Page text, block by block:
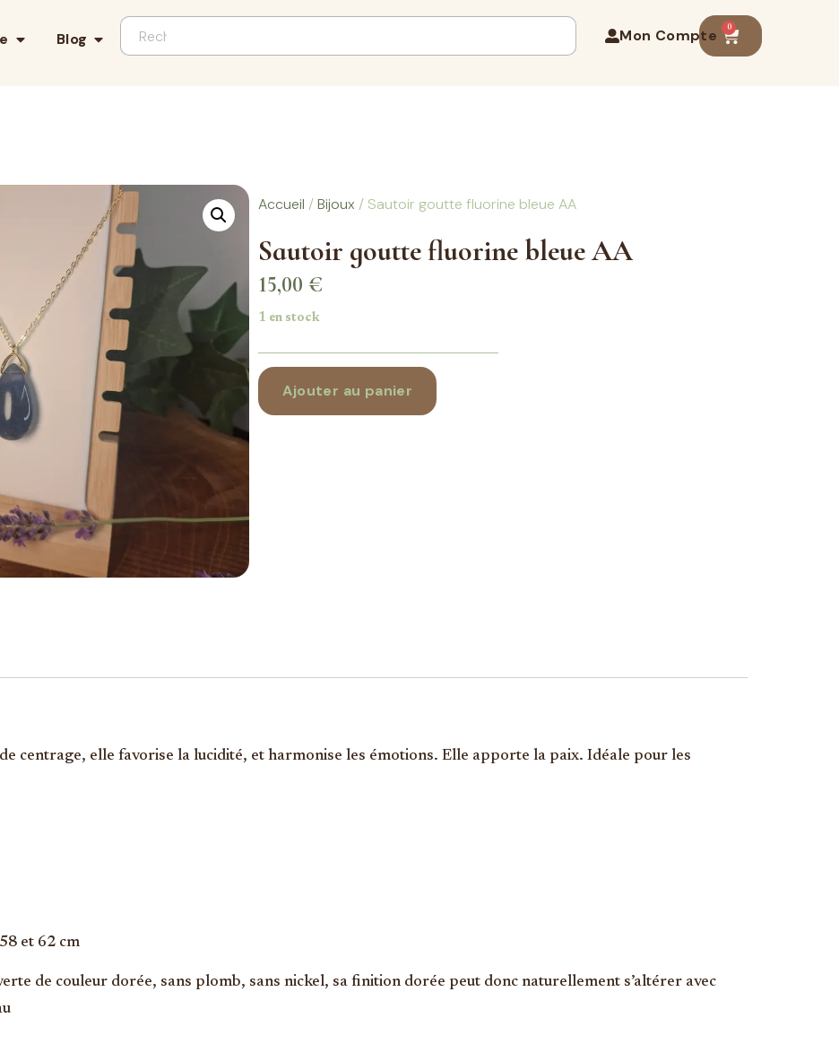
Blog
0
Mon Compte
Accueil /Bijoux / Sautoir goutte fluorine bleue AA
Sautoir goutte fluorine bleue AA
15,00 €
1 en stock
Ajouter au panier
centrage, elle favorise la lucidité, et harmonise les émotions. Elle apporte la paix. Idéale pour les
et 62 cm
de couleur dorée, sans plomb, sans nickel, sa finition dorée peut donc naturellement s’altérer avec